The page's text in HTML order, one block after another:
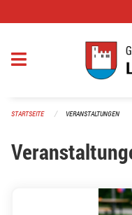
STARTSEITE VERANSTALTUNGEN